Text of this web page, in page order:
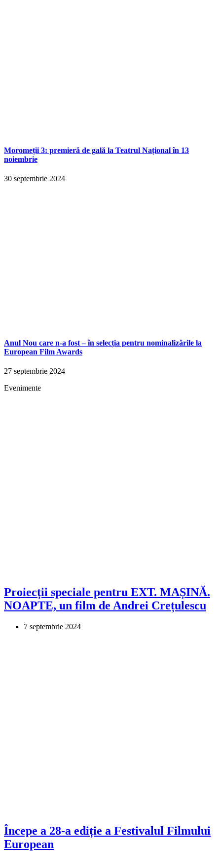
Moromeții 3: premieră de gală la Teatrul Național în 13
noiembrie
30 septembrie 2024
Anul Nou care n-a fost – în selecția pentru nominalizările la
European Film Awards
27 septembrie 2024
Evenimente
Proiecții speciale pentru EXT. MAȘINĂ.
NOAPTE, un film de Andrei Crețulescu
7 septembrie 2024
Începe a 28-a ediție a Festivalul Filmului
European